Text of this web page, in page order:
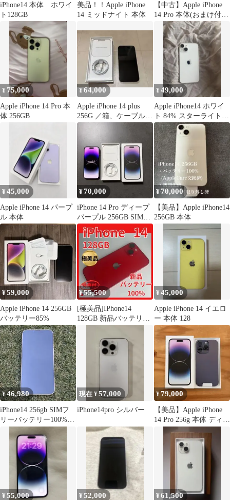
iPhone14 本体 ホワイ
ト128GB
美品！！Apple iPhone
14 ミッドナイト 本体
【中古】Apple iPhone
14 Pro 本体(おまけ付
き)
¥ 75,000
Apple iPhone 14 Pro 本
体 256GB
¥64,000
Apple iPhone 14 plus
256G ／箱、ケーブル付
き
¥49,000
Apple iPhone14 ホワイ
ト 84% スターライト
箱無し 128GB
¥45,000
Apple iPhone 14 パープ
ル 本体
¥70,000
iPhone 14 Pro ディープ
パープル 256GB SIMフ
リー
¥70,000
【美品】Apple iPhone14
256GB 本体
¥59,000
Apple iPhone 14 256GB
バッテリー85%
¥55,500
[極美品]IPhone14
128GB 新品バッテリー
¥45,000
Apple iPhone 14 イエロ
ー 本体 128
¥46,980
iPhone14 256gb SIMフ
リーバッテリー100%
外側カメラ使用不能
現在 ¥57,000
iPhone14pro シルバー
¥79,000
【美品】Apple iPhone
14 Pro 256g 本体 ディー
プパープル
¥55,000 ¥52,000 ¥61,500